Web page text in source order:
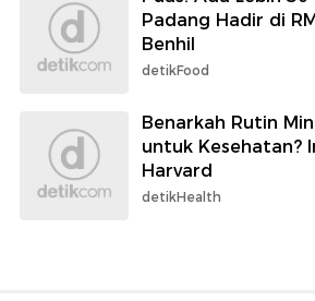
Padang Hadir di
Benhil
detikFood
Benarkah Rutin
untuk Kesehatan?
Harvard
detikHealth